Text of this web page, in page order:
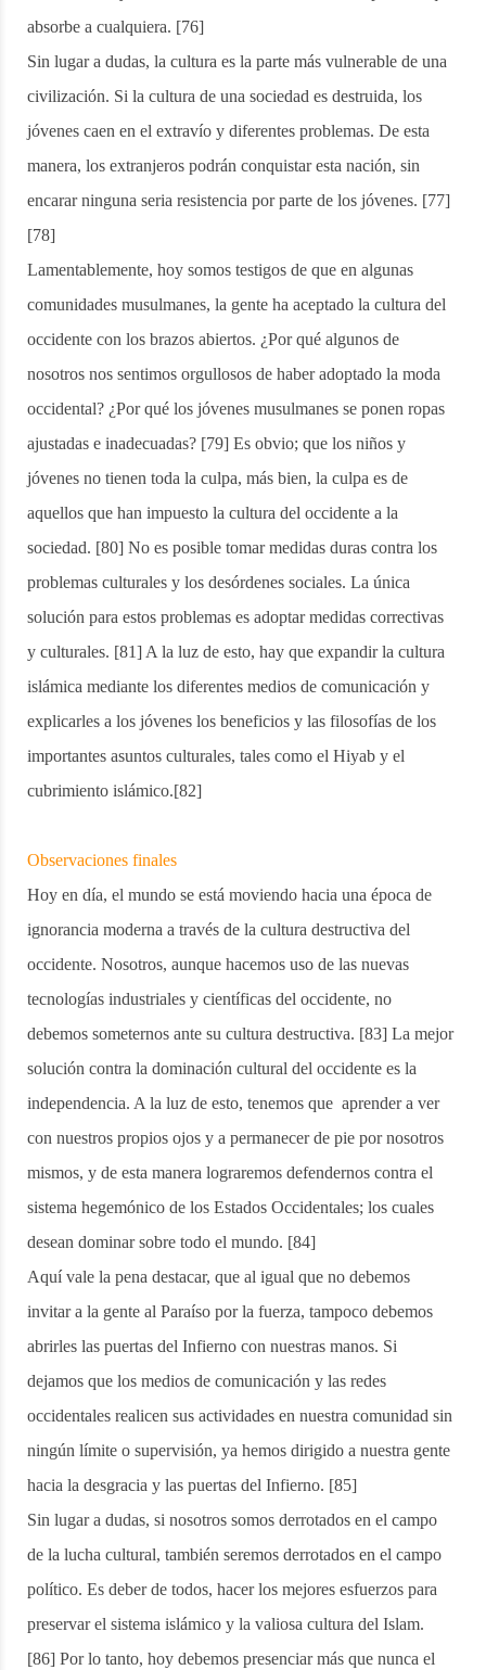
absorbe a cualquiera. [76]
Sin lugar a dudas, la cultura es la parte más vulnerable de una
civilización. Si la cultura de una sociedad es destruida, los
jóvenes caen en el extravío y diferentes problemas. De esta
manera, los extranjeros podrán conquistar esta nación, sin
encarar ninguna seria resistencia por parte de los jóvenes. [77]
[78]
Lamentablemente, hoy somos testigos de que en algunas
comunidades musulmanes, la gente ha aceptado la cultura del
occidente con los brazos abiertos. ¿Por qué algunos de
nosotros nos sentimos orgullosos de haber adoptado la moda
occidental? ¿Por qué los jóvenes musulmanes se ponen ropas
ajustadas e inadecuadas? [79] Es obvio; que los niños y
jóvenes no tienen toda la culpa, más bien, la culpa es de
aquellos que han impuesto la cultura del occidente a la
sociedad. [80] No es posible tomar medidas duras contra los
problemas culturales y los desórdenes sociales. La única
solución para estos problemas es adoptar medidas correctivas
y culturales. [81] A la luz de esto, hay que expandir la cultura
islámica mediante los diferentes medios de comunicación y
explicarles a los jóvenes los beneficios y las filosofías de los
importantes asuntos culturales, tales como el Hiyab y el
cubrimiento islámico.[82]
Observaciones finales
Hoy en día, el mundo se está moviendo hacia una época de
ignorancia moderna a través de la cultura destructiva del
occidente. Nosotros, aunque hacemos uso de las nuevas
tecnologías industriales y científicas del occidente, no
debemos someternos ante su cultura destructiva. [83] La mejor
solución contra la dominación cultural del occidente es la
independencia. A la luz de esto, tenemos que aprender a ver
con nuestros propios ojos y a permanecer de pie por nosotros
mismos, y de esta manera lograremos defendernos contra el
sistema hegemónico de los Estados Occidentales; los cuales
desean dominar sobre todo el mundo. [84]
Aquí vale la pena destacar, que al igual que no debemos
invitar a la gente al Paraíso por la fuerza, tampoco debemos
abrirles las puertas del Infierno con nuestras manos. Si
dejamos que los medios de comunicación y las redes
occidentales realicen sus actividades en nuestra comunidad sin
ningún límite o supervisión, ya hemos dirigido a nuestra gente
hacia la desgracia y las puertas del Infierno. [85]
Sin lugar a dudas, si nosotros somos derrotados en el campo
de la lucha cultural, también seremos derrotados en el campo
político. Es deber de todos, hacer los mejores esfuerzos para
preservar el sistema islámico y la valiosa cultura del Islam.
[86] Por lo tanto, hoy debemos presenciar más que nunca el